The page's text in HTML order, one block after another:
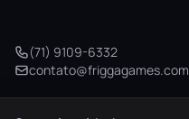
(71) 9109-6332
contato@friggagames.com